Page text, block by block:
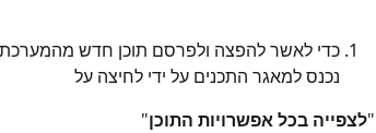
כדי לאשר להפצה ולפרסם תוכן חדש
נכנס למאגר התכנים על ידי לחיצה על
"לצפייה בכל אפשרויות התוכן"